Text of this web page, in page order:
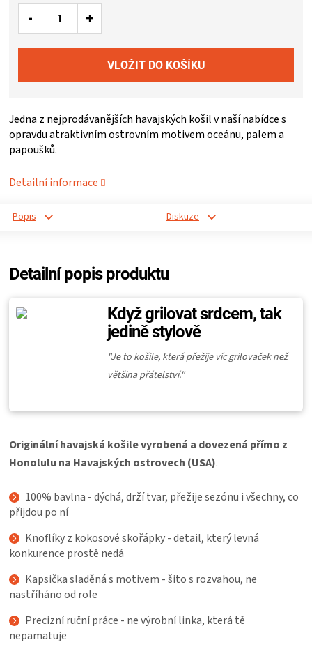
ZRÁNÍ
MASA
VENKOVNÍ
KUCHYNĚ
GRILOVÁNÍ
HAVAJSKÉ
DÁRKOVÉ
POUKAZY
ZNAČKY
PŘIHLÁŠENÍ
Jedna z nejprodávanějších havajských košil v naší nabídce s
opravdu atraktivním ostrovním motivem oceánu, palem a
papoušků.
Detailní informace
Popis Diskuze
Detailní popis produktu
Když grilovat srdcem, tak
jedině stylově
"Je to košile, která přežije víc grilovaček než
většina přátelství."
Originální havajská košile vyrobená a dovezená přímo z
Honolulu na Havajských ostrovech (USA).
100% bavlna - dýchá, drží tvar, přežije sezónu i všechny, co
přijdou po ní
Knoflíky z kokosové skořápky - detail, který levná
konkurence prostě nedá
Kapsička sladěná s motivem - šito s rozvahou, ne
nastříháno od role
Precizní ruční práce - ne výrobní linka, která tě
nepamatuje